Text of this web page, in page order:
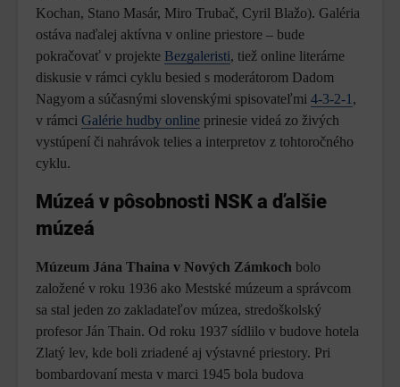
Kochan, Stano Masár, Miro Trubač, Cyril Blažo). Galéria
ostáva naďalej aktívna v online priestore – bude
pokračovať v projekte Bezgaleristi, tiež online literárne
diskusie v rámci cyklu besied s moderátorom Dadom
Nagyom a súčasnými slovenskými spisovateľmi 4-3-2-1 ,
v rámci Galérie hudby online prinesie videá zo živých
vystúpení či nahrávok telies a interpretov z tohtoročného
cyklu.
Múzeá v pôsobnosti NSK a ďalšie
múzeá
Múzeum Jána Thaina v Nových Zámkoch bolo
založené v roku 1936 ako Mestské múzeum a správcom
sa stal jeden zo zakladateľov múzea, stredoškolský
profesor Ján Thain. Od roku 1937 sídlilo v budove hotela
Zlatý lev, kde boli zriadené aj výstavné priestory. Pri
bombardovaní mesta v marci 1945 bola budova